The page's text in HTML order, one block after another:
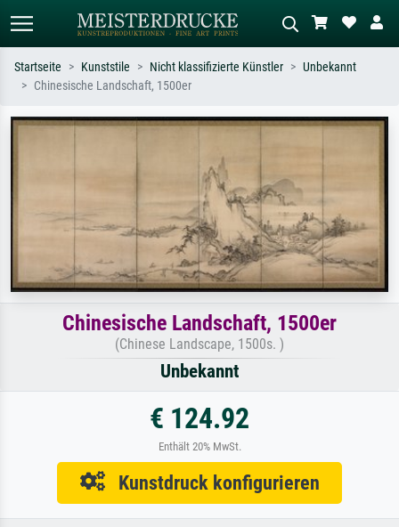
Beschreiben Sie die Szene – z.B. Grüne
Ölgemälde, Stehender Akt neben einem
Baum.
Startseite Kunststile Nicht klassifizierte Künstler
Unbekannt
Chinesische Landschaft, 1500er
Chinesische Landschaft, 1500er
(Chinese Landscape, 1500s. )
Unbekannt
€ 124.92
Enthält 20% MwSt.
Kunstdruck konfigurieren